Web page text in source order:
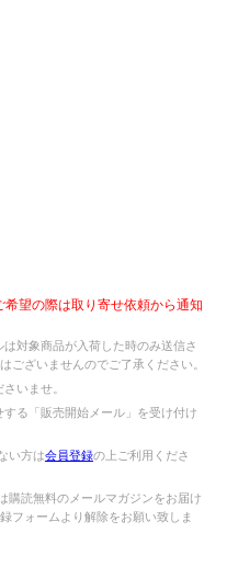
望の際は取り寄せ依頼から通知
対象商品が入荷した時のみ送信さ
ございませんのでご了承ください。
いませ。
る「販売開始メール」を受け付け
い方は会員登録の上ご利用くださ
読無料のメールマガジンをお届け
フォームより解除をお願い致しま